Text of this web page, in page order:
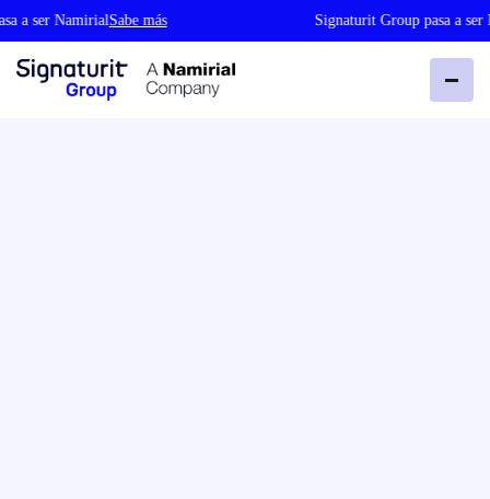
ser NamirialSabe más Signaturit Group pasa a ser